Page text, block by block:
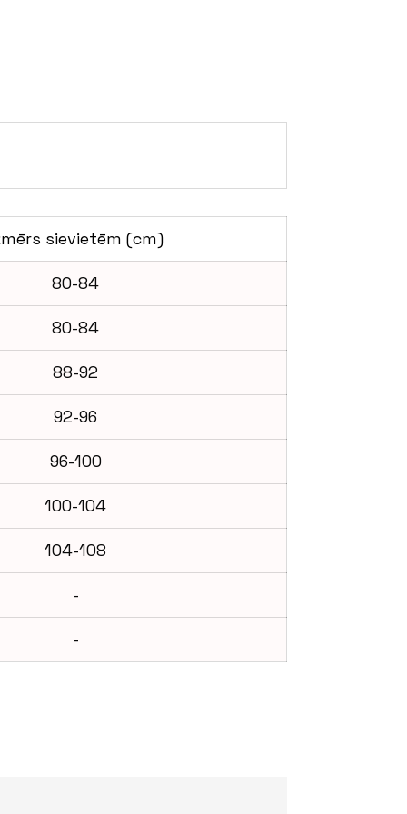
sievietēm (cm)
80-84
80-84
88-92
92-96
96-100
100-104
104-108
-
-